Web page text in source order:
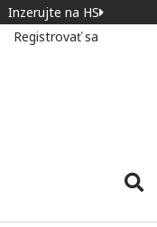
Inzerujte na HS
Registrovať sa